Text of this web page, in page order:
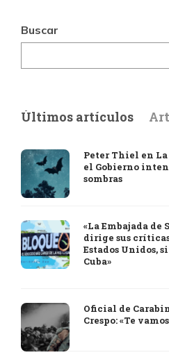
Buscar
Últimos artículos
Peter Thiel en
el Gobierno
sombras
«La Embajada de
dirige sus
Estados Unidos,
Cuba»
Oficial de
Crespo: «Te